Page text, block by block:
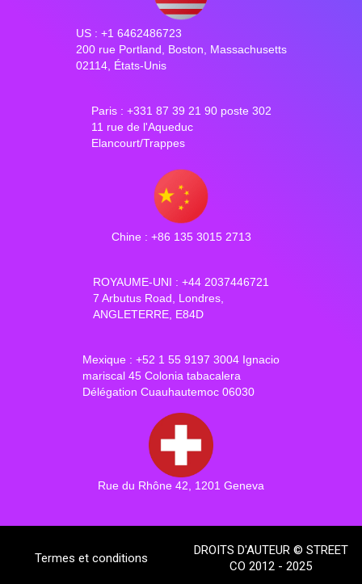
US : +1 6462486723
200 rue Portland, Boston, Massachusetts
02114, États-Unis
Paris : +331 87 39 21 90 poste 302
11 rue de l'Aqueduc
Elancourt/Trappes
Chine : +86 135 3015 2713
ROYAUME-UNI : +44 2037446721
7 Arbutus Road, Londres,
ANGLETERRE, E84D
Mexique : +52 1 55 9197 3004 Ignacio
mariscal 45 Colonia tabacalera
Délégation Cuauhautemoc 06030
Rue du Rhône 42, 1201 Geneva
Termes et conditions
DROITS D'AUTEUR © STREET
CO 2012 - 2025